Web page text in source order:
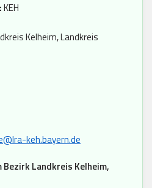
KEH
Kelheim, Landkreis
keh.bayern.de
Landkreis Kelheim,